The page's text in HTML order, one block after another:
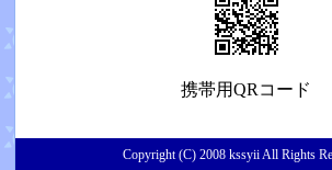
携帯用QRコード
Copyright (C) 2008 kssyii All Rights